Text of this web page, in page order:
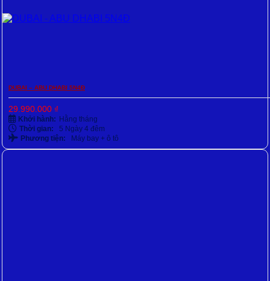
DUBAI – ABU DHABI 5N4Đ
29.990.000 ₫
Khởi hành: Hằng tháng
Thời gian:
5 Ngày 4 đêm
Phương tiện:
Máy bay + ô tô